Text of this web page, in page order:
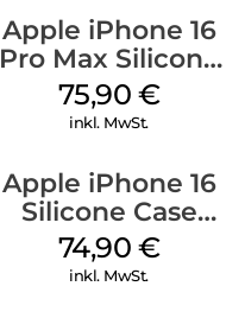
Apple iPhone 16
Pro Max Silicone
Case MagSafe
Stone Gray
75,90 €
inkl. MwSt.
Apple iPhone 16
Silicone Case
MagSafe Lake
Green
74,90 €
inkl. MwSt.